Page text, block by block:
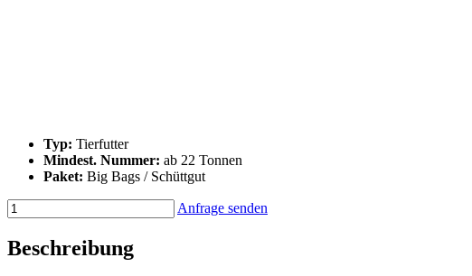
Typ: Tierfutter
Mindest. Nummer: ab 22 Tonnen
Paket: Big Bags / Schüttgut
Anfrage senden
Beschreibung